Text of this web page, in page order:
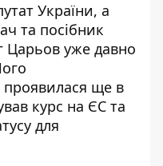
України, а
та посібник
Царьов уже давно
проявилася ще в
курс на ЄС та
для